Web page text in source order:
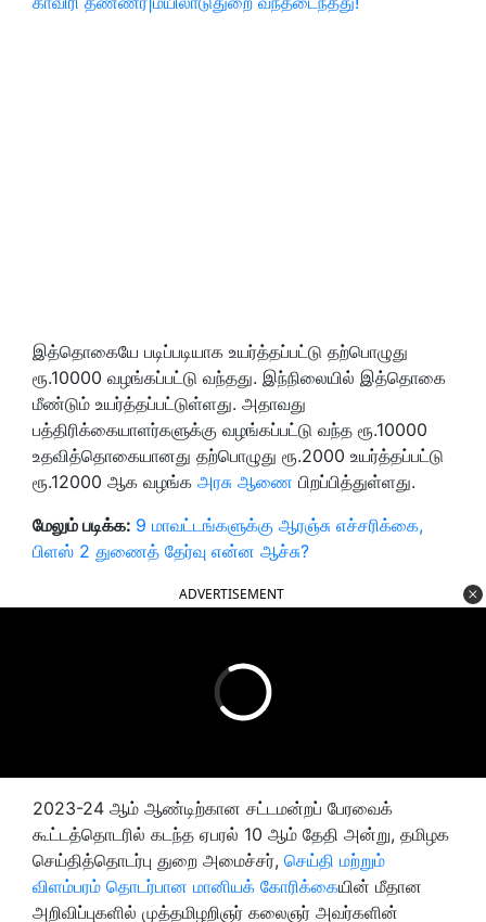
இத்தொகையே படிப்படியாக உயர்த்தப்பட்டு தற்பொழுது
ரூ.10000 வழங்கப்பட்டு வந்தது. இந்நிலையில் இத்தொகை
மீண்டும் உயர்த்தப்பட்டுள்ளது. அதாவது
பத்திரிக்கையாளர்களுக்கு வழங்கப்பட்டு வந்த ரூ.10000
உதவித்தொகையானது தற்பொழுது ரூ.2000 உயர்த்தப்பட்டு
ரூ.12000 ஆக வழங்க அரசு ஆணை பிறப்பித்துள்ளது.
மேலும் படிக்க: 9 மாவட்டங்களுக்கு ஆரஞ்சு எச்சரிக்கை,
பிளஸ் 2 துணைத் தேர்வு என்ன ஆச்சு?
ADVERTISEMENT
2023-24 ஆம் ஆண்டிற்கான சட்டமன்றப் பேரவைக்
கூட்டத்தொடரில் கடந்த ஏபரல் 10 ஆம் தேதி அன்று, தமிழக
செய்தித்தொடர்பு துறை அமைச்சர், செய்தி மற்றும்
விளம்பரம் தொடர்பான மானியக் கோரிக்கையின் மீதான
அறிவிப்புகளில் முத்தமிழறிஞர் கலைஞர் அவர்களின்